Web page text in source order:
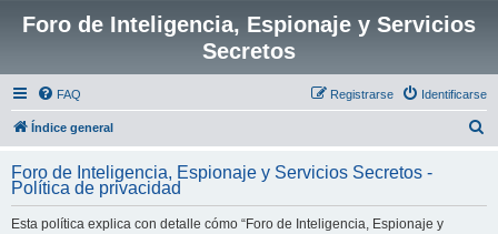
Foro de Inteligencia, Espionaje y Servicios
Secretos
FAQ Identificarse
Registrarse
Índice general
c
Foro de Inteligencia, Espionaje y Servicios Secretos -
Política de privacidad
Esta política explica con detalle cómo “Foro de Inteligencia, Espionaje y